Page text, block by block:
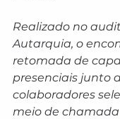
Realizado no
Autarquia, o
retomada de
presenciais junto
colaboradores
meio de